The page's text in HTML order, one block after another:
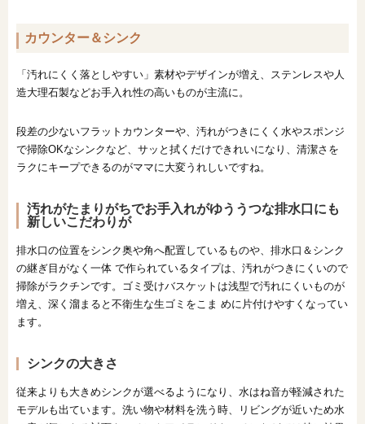
カウンター＆シンク
「汚れにくく落としやすい」素材やデザインが増え、ステンレスや人
造大理石製などお手入れ性の高いものが主流に。
段差の少ないフラットカウンターや、汚れがつきにくく水やスポンジ
で掃除OKなシンクなど、サッと拭くだけできれいになり、清潔さを
ラクにキープできるのがママに大変うれしいですね。
汚れがたまりがちでお手入れがゆううつな排水口にも
新しいこだわりが
排水口の位置をシンク奥や角へ配置しているものや、排水口＆シンク
の継ぎ目がなく一体 で作られているタイプは、汚れがつきにくいので
掃除がラクチンです。ゴミ受けバスケットは浅型で汚れにくいものが
増え、深く溜まると不衛生な生ゴミをこま めに片付けやすくなってい
ます。
シンクの大きさ
従来よりも大きめシンクが選べるようになり、水はね音が軽減された
モデルも出ています。洗い物や材料を洗う時、リビングが近いため水